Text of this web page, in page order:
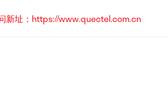
新址：https://www.quectel.com.cn